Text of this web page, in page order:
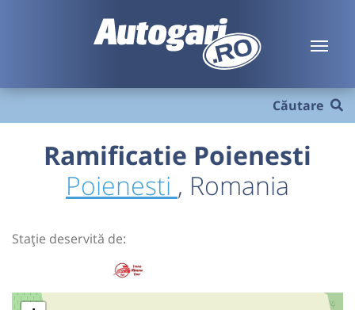
Căutare
Ramificatie Poienesti
Poienesti , Romania
Stație deservită de: